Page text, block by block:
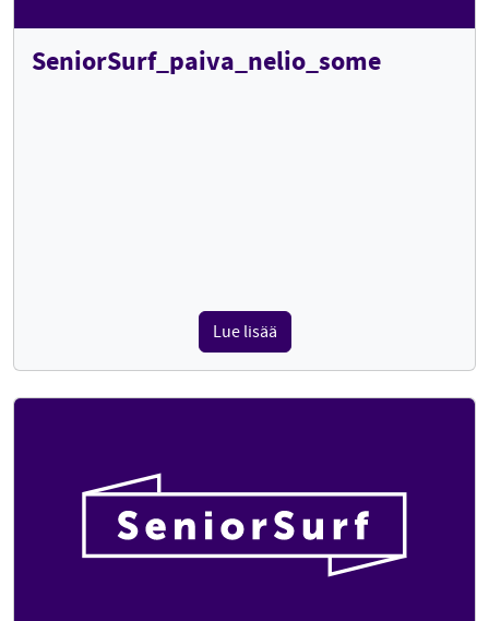
SeniorSurf_paiva_nelio_some
Lue lisää